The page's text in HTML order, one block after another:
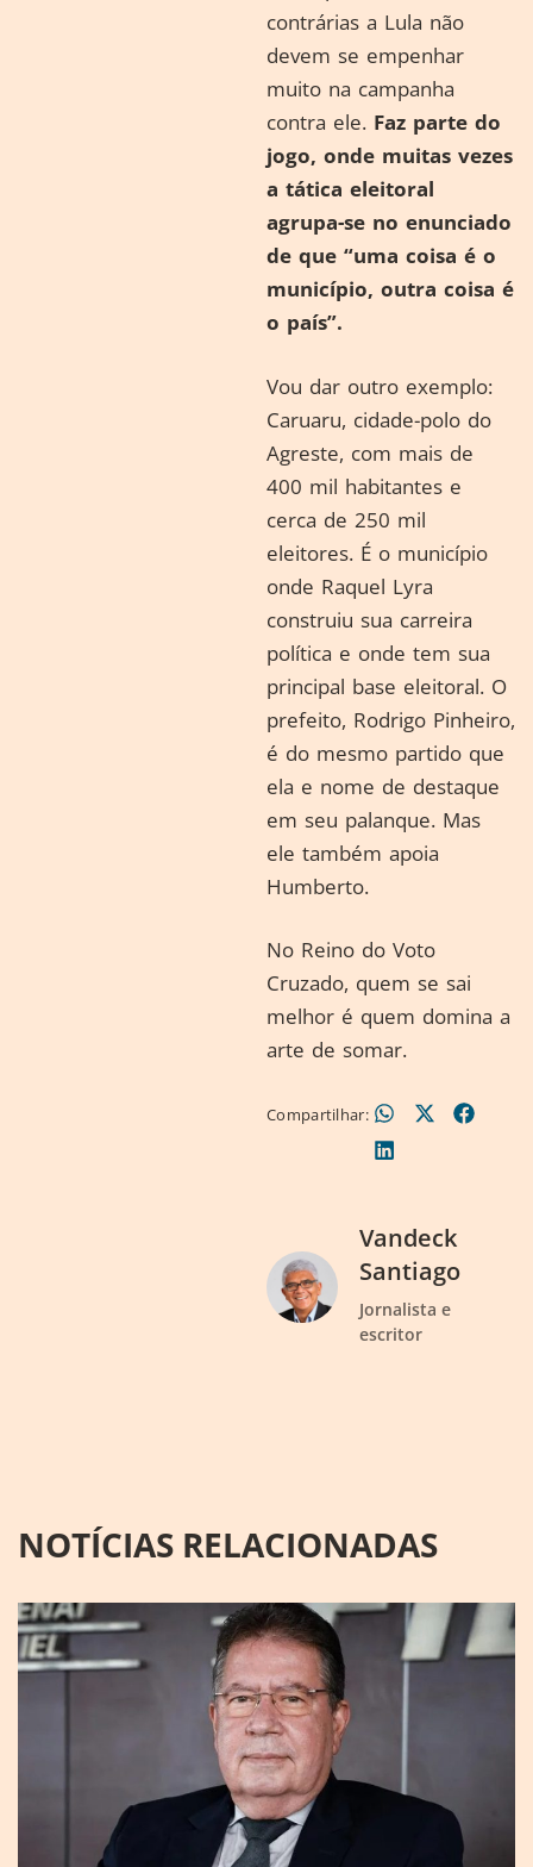
contrárias a Lula não
devem se empenhar
muito na campanha
contra ele. Faz parte do
jogo, onde muitas vezes
a tática eleitoral
agrupa-se no enunciado
de que “uma coisa é o
município, outra coisa é
o país”.
Vou dar outro exemplo:
Caruaru, cidade-polo do
Agreste, com mais de
400 mil habitantes e
cerca de 250 mil
eleitores. É o município
onde Raquel Lyra
construiu sua carreira
política e onde tem sua
principal base eleitoral. O
prefeito, Rodrigo Pinheiro,
é do mesmo partido que
ela e nome de destaque
em seu palanque. Mas
ele também apoia
Humberto.
No Reino do Voto
Cruzado, quem se sai
melhor é quem domina a
arte de somar.
Compartilhar:
Vandeck
Santiago
Jornalista e
escritor
NOTÍCIAS RELACIONADAS